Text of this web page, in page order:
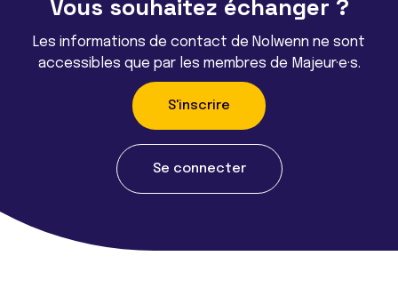
Vous souhaitez échanger ?
Les informations de contact de Nolwenn ne sont
accessibles que par les membres de Majeur·e·s.
S'inscrire
Se connecter